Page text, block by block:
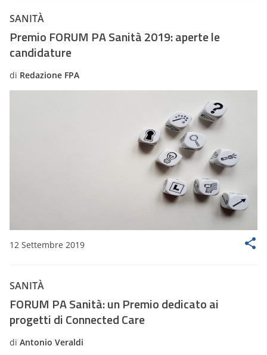
SANITÀ
Premio FORUM PA Sanità 2019: aperte le
candidature
di Redazione FPA
12 Settembre 2019
SANITÀ
FORUM PA Sanità: un Premio dedicato ai
progetti di Connected Care
di Antonio Veraldi